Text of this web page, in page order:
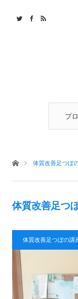
プ
ホーム体質改善足つぼ
体質改善足つ
体質改善足つぼの講